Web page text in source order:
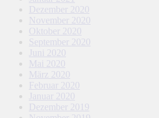
Dezember 2020
November 2020
Oktober 2020
September 2020
Juni 2020
Mai 2020
März 2020
Februar 2020
Januar 2020
Dezember 2019